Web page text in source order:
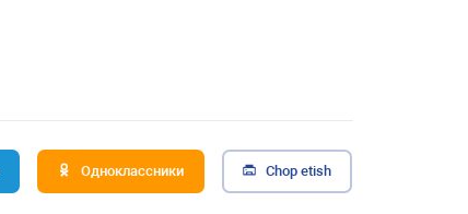
Одноклассники Chop etish